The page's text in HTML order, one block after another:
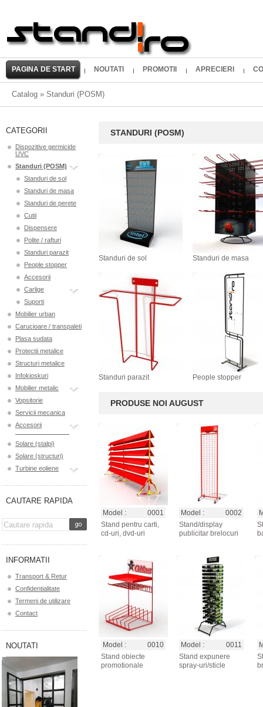
PAGINA DE START NOUTATI PROMOTII APRECIERI
Catalog » Standuri (POSM)
STANDURI (POSM)
Standuri de sol Standuri de masa
Standuri parazit People stopper
PRODUSE NOI AUGUST
Model :
0001
Stand pentru carti,
cd-uri, dvd-uri
Model :
0002
Stand/display
publicitar brelocuri
Model :
0010
Stand obiecte
promotionale
Model :
0011
Stand expunere
spray-uri/sticle
CATEGORII
Dispozitive germicide
UVC
Standuri (POSM)
Standuri de sol
Standuri de masa
Standuri de perete
Cutii
Dispensere
Polite / rafturi
Standuri parazit
People stopper
Accesorii
Carlige
Suporti
Mobilier urban
Carucioare / transpaleti
Plasa sudata
Protectii metalice
Structuri metalice
Infokioskuri
Mobilier metalic
Vopsitorie
Servicii mecanica
Accesorii
Solare (stalpi)
Solare (structuri)
Turbine eoliene
CAUTARE RAPIDA
INFORMATII
Transport & Retur
Confidentialitate
Termeni de utilizare
Contact
NOUTATI